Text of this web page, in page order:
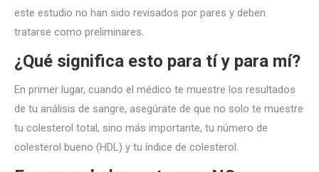
este estudio no han sido revisados ​​por pares y deben
tratarse como preliminares.
¿Qué significa esto para tí y para mí?
En primer lugar, cuando el médico te muestre los resultados
de tu análisis de sangre, asegúrate de que no solo te muestre
tu colesterol total, sino más importante, tu número de
colesterol bueno (HDL) y tu índice de colesterol.